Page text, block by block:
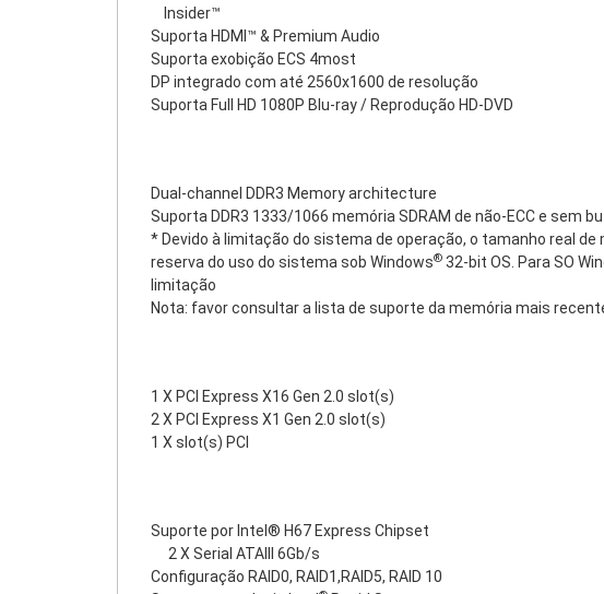
Insider™
Suporta HDMI™ & Premium Audio
Suporta exobição ECS 4most
DP integrado com até 2560x1600 de resolução
Suporta Full HD 1080P Blu-ray / Reprodução HD-DVD
Dual-channel DDR3 Memory architecture
Suporta DDR3 1333/1066 memória SDRAM de não-ECC e sem
* Devido à limitação do sistema de operação, o tamanho real de
reserva do uso do sistema sob Windows® 32-bit OS. Para SO
limitação
Nota: favor consultar a lista de suporte da memória mais
1 X PCI Express X16 Gen 2.0 slot(s)
2 X PCI Express X1 Gen 2.0 slot(s)
1 X slot(s) PCI
Suporte por Intel® H67 Express Chipset
2 X Serial ATAIII 6Gb/s
Configuração RAID0, RAID1,RAID5, RAID 10